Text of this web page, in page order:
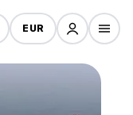
EUR